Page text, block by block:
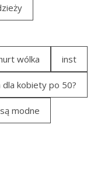
wólka inst
dla kobiety po 50?
modne